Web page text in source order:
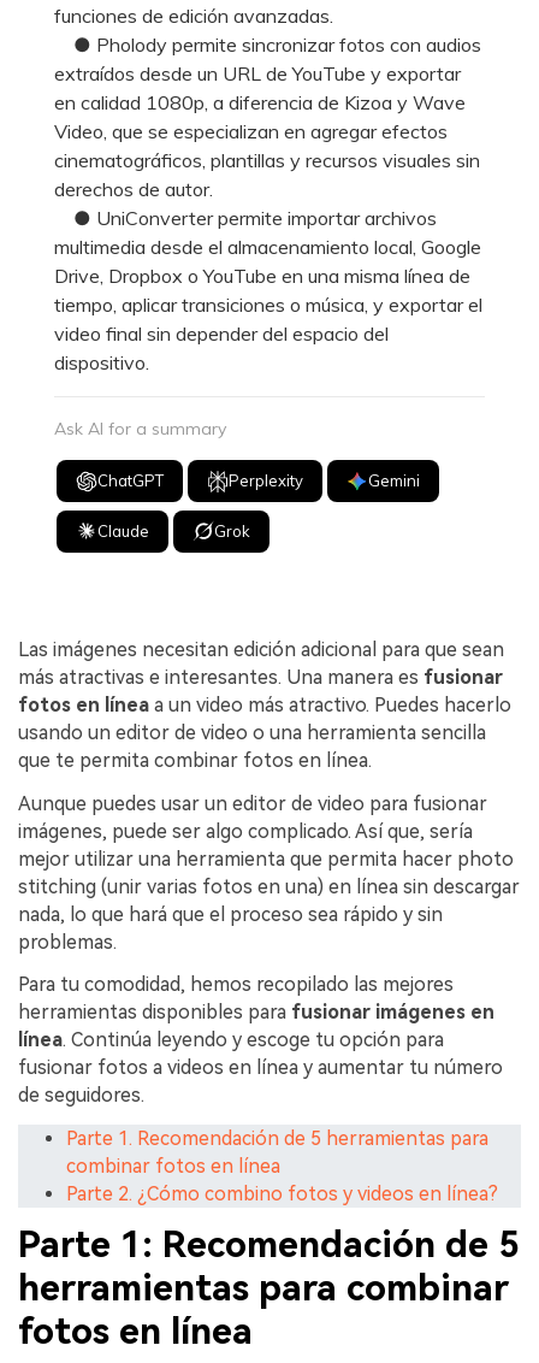
funciones de edición avanzadas.
● Pholody permite sincronizar fotos con audios
extraídos desde un URL de YouTube y exportar
en calidad 1080p, a diferencia de Kizoa y Wave
Video, que se especializan en agregar efectos
cinematográficos, plantillas y recursos visuales sin
derechos de autor.
● UniConverter permite importar archivos
multimedia desde el almacenamiento local, Google
Drive, Dropbox o YouTube en una misma línea de
tiempo, aplicar transiciones o música, y exportar el
video final sin depender del espacio del
dispositivo.
Ask AI for a summary
ChatGPT Perplexity Gemini
Claude Grok
Las imágenes necesitan edición adicional para que sean
más atractivas e interesantes. Una manera es fusionar
fotos en línea a un video más atractivo. Puedes hacerlo
usando un editor de video o una herramienta sencilla
que te permita combinar fotos en línea.
Aunque puedes usar un editor de video para fusionar
imágenes, puede ser algo complicado. Así que, sería
mejor utilizar una herramienta que permita hacer photo
stitching (unir varias fotos en una) en línea sin descargar
nada, lo que hará que el proceso sea rápido y sin
problemas.
Para tu comodidad, hemos recopilado las mejores
herramientas disponibles para fusionar imágenes en
línea. Continúa leyendo y escoge tu opción para
fusionar fotos a videos en línea y aumentar tu número
de seguidores.
Parte 1. Recomendación de 5 herramientas para
combinar fotos en línea
Parte 2. ¿Cómo combino fotos y videos en línea?
Parte 1: Recomendación de 5
herramientas para combinar
fotos en línea